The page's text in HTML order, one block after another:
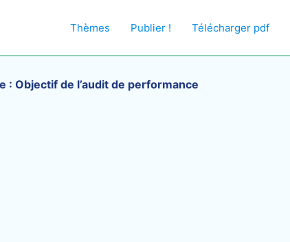
Thèmes Publier ! Télécharger pdf
: Objectif de l’audit de performance